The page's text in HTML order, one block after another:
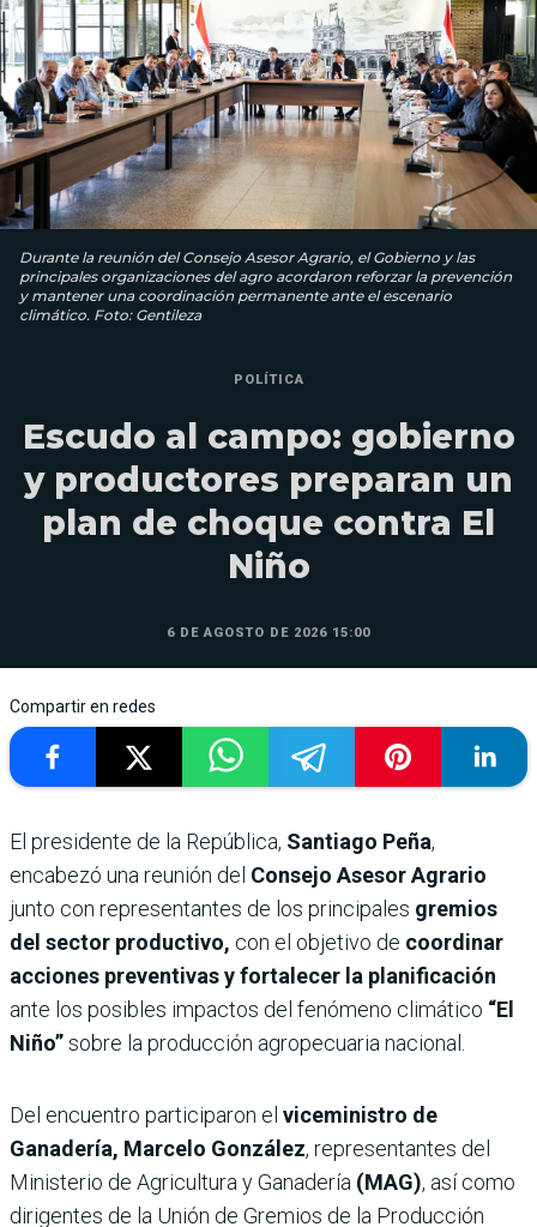
Durante la reunión del Consejo Asesor Agrario, el Gobierno y las
principales organizaciones del agro acordaron reforzar la prevención
y mantener una coordinación permanente ante el escenario
climático. Foto: Gentileza
POLÍTICA
Escudo al campo: gobierno
y productores preparan un
plan de choque contra El
Niño
6 DE AGOSTO DE 2026 15:00
Compartir en redes
El presidente de la República, Santiago Peña,
encabezó una reunión del Consejo Asesor Agrario
junto con representantes de los principales gremios
del sector productivo, con el objetivo de coordinar
acciones preventivas y fortalecer la planificación
ante los posibles impactos del fenómeno climático “El
Niño”sobre la producción agropecuaria nacional.
Del encuentro participaron el viceministro de
Ganadería, Marcelo González, representantes del
Ministerio de Agricultura y Ganadería (MAG), así como
dirigentes de la Unión de Gremios de la Producción